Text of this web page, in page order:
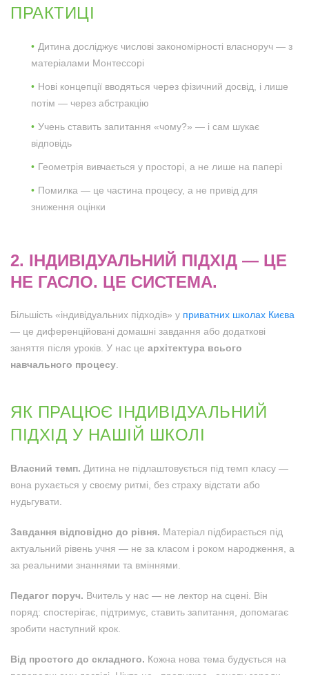
ПРАКТИЦІ
Дитина досліджує числові закономірності власноруч — з
матеріалами Монтессорі
Нові концепції вводяться через фізичний досвід, і лише
потім — через абстракцію
Учень ставить запитання «чому?» — і сам шукає
відповідь
Геометрія вивчається у просторі, а не лише на папері
Помилка — це частина процесу, а не привід для
зниження оцінки
2. ІНДИВІДУАЛЬНИЙ ПІДХІД — ЦЕ
НЕ ГАСЛО. ЦЕ СИСТЕМА.
Більшість «індивідуальних підходів» у приватних школах Києва
— це диференційовані домашні завдання або додаткові
заняття після уроків. У нас це архітектура всього
навчального процесу
ЯК ПРАЦЮЄ ІНДИВІДУАЛЬНИЙ
ПІДХІД У НАШІЙ ШКОЛІ
Власний темп. Дитина не підлаштовується під темп класу —
вона рухається у своєму ритмі, без страху відстати або
нудьгувати.
Завдання відповідно до рівня. Матеріал підбирається під
актуальний рівень учня — не за класом і роком народження, а
за реальними знаннями та вміннями.
Педагог поруч. Вчитель у нас — не лектор на сцені. Він
поряд: спостерігає, підтримує, ставить запитання, допомагає
зробити наступний крок.
Від простого до складного. Кожна нова тема будується на